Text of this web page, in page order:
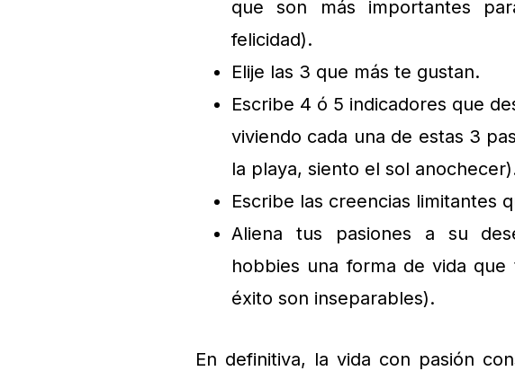
que son más importantes
felicidad).
Elije las 3 que más te gustan.
Escribe 4 ó 5 indicadores que
viviendo cada una de estas 3
la playa, siento el sol
Escribe las creencias limitantes
Aliena tus pasiones a su
hobbies una forma de vida
éxito son inseparables).
En definitiva, la vida con pasión